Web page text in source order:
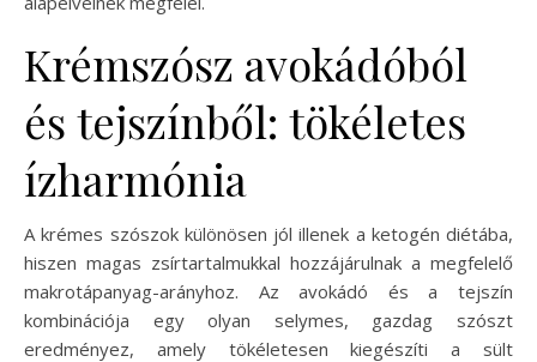
Krémszósz avokádóból
és tejszínből: tökéletes
ízharmónia
A krémes szószok különösen jól illenek a ketogén diétába,
hiszen magas zsírtartalmukkal hozzájárulnak a megfelelő
makrotápanyag-arányhoz. Az avokádó és a tejszín
kombinációja egy olyan selymes, gazdag szószt
eredményez, amely tökéletesen kiegészíti a sült